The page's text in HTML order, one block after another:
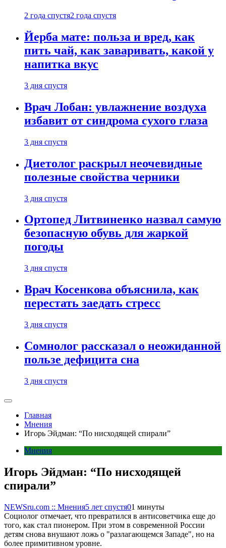
2 года спустя2 года спустя
Йерба мате: польза и вред, как
пить чай, как заваривать, какой у
напитка вкус
3 дня спустя
Врач Лобан: увлажнение воздуха
избавит от синдрома сухого глаза
3 дня спустя
Диетолог раскрыл неочевидные
полезные свойства черники
3 дня спустя
Ортопед Литвиненко назвал самую
безопасную обувь для жаркой
погоды
3 дня спустя
Врач Косенкова объяснила, как
перестать заедать стресс
3 дня спустя
Сомнолог рассказал о неожиданной
пользе дефицита сна
3 дня спустя
Главная
Мнения
Игорь Эйдман: “По нисходящей спирали”
Мнения
Игорь Эйдман: “По нисходящей
спирали”
NEWSru.com :: Мнения5 лет спустя01 минуты
Социолог отмечает, что превратился в антисоветчика еще до
того, как стал пионером. При этом в современной России
детям снова внушают ложь о "разлагающемся Западе", но на
более примитивном уровне.